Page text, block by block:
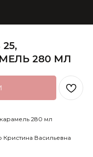
280 МЛ
280 мл
Васильевна